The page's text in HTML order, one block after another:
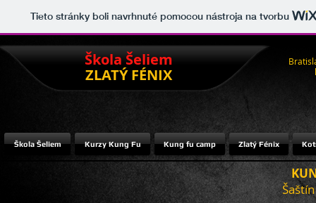
Tieto stránky boli navrhnuté pomocou nástroja na tvorbu
Škola Šeliem
ZLATÝ FÉNIX
Škola Šeliem Kurzy Kung Fu Kung fu camp Zlatý Fénix